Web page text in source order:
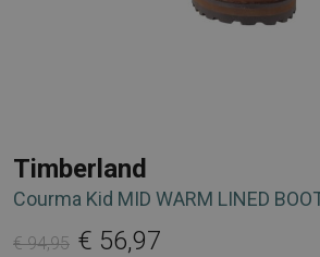
Timberland
Courma Kid MID WARM LINED
€ 94,95 € 56,97